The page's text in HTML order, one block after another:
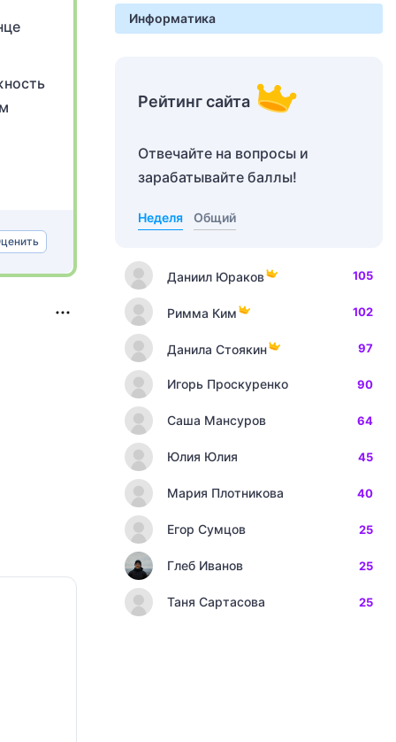
Информатика
Рейтинг сайта
Отвечайте на вопросы и
зарабатывайте баллы!
Неделя Общий
Даниил Юраков 105
Римма Ким 102
Данила Стоякин 97
Игорь Проскуренко 90
Саша Мансуров 64
Юлия Юлия 45
Мария Плотникова 40
Егор Сумцов 25
Глеб Иванов 25
Таня Сартасова 25